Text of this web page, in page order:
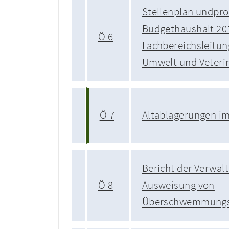
Ö 6
Stellenplan
Budgethaushalt
Umwelt und
Ö 7 Altablagerungen
Ö 8
Bericht der
Ausweisung von